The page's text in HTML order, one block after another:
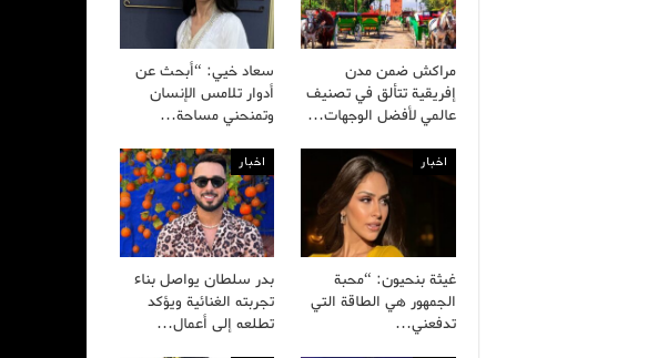
مراكش ضمن مدن
إفريقية تتألق في تصنيف
عالمي لأفضل الوجهات…
سعاد خيي: “أبحث عن
أدوار تلامس الإنسان
وتمنحني مساحة…
اخبار
غيثة بنحيون: “محبة
الجمهور هي الطاقة التي
تدفعني…
اخبار
بدر سلطان يواصل بناء
تجربته الغنائية ويؤكد
تطلعه إلى أعمال…